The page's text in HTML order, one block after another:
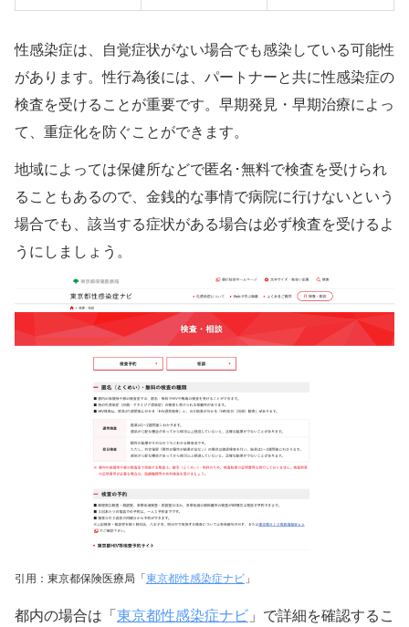
性感染症は、自覚症状がない場合でも感染している可能性
があります。性行為後には、パートナーと共に性感染症の
検査を受けることが重要です。早期発見・早期治療によっ
て、重症化を防ぐことができます。
地域によっては保健所などで匿名･無料で検査を受けられ
ることもあるので、金銭的な事情で病院に行けないという
場合でも、該当する症状がある場合は必ず検査を受けるよ
うにしましょう。
引用：東京都保険医療局「東京都性感染症ナビ 」
都内の場合は「 東京都性感染症ナビ 」で詳細を確認するこ